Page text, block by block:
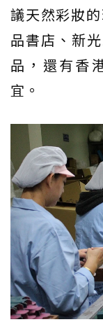
議天然彩妝
品書店、新
品，還有香
宜。